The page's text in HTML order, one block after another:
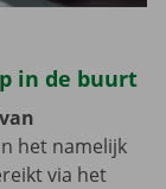
in de buurt
het namelijk
via het